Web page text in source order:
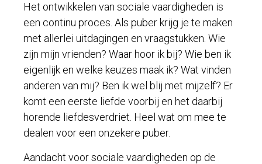
Het ontwikkelen van sociale vaardigheden is
een continu proces. Als puber krijg je te maken
met allerlei uitdagingen en vraagstukken. Wie
zijn mijn vrienden? Waar hoor ik bij? Wie ben ik
eigenlijk en welke keuzes maak ik? Wat vinden
anderen van mij? Ben ik wel blij met mijzelf? Er
komt een eerste liefde voorbij en het daarbij
horende liefdesverdriet. Heel wat om mee te
dealen voor een onzekere puber.
Aandacht voor sociale vaardigheden op de